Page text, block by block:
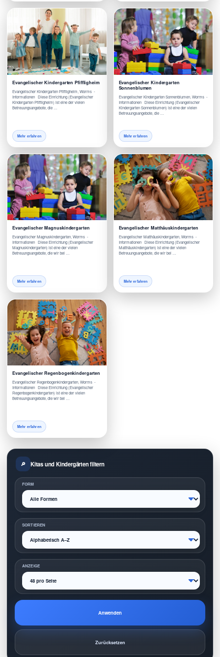
Evangelischer Kindergarten Pfiffligheim
Evangelischer Kindergarten Pfiffligheim, Worms -
Informationen Diese Einrichtung (Evangelischer
Kindergarten Pfiffligheim) ist eine der vielen
Betreuungsangebote, die …
Mehr erfahren
Evangelischer Kindergarten
Sonnenblumen
Evangelischer Kindergarten Sonnenblumen, Worms -
Informationen Diese Einrichtung (Evangelischer
Kindergarten Sonnenblumen) ist eine der vielen
Betreuungsangebote, die …
Mehr erfahren
Evangelischer Magnuskindergarten
Evangelischer Magnuskindergarten, Worms -
Informationen Diese Einrichtung (Evangelischer
Magnuskindergarten) ist eine der vielen
Betreuungsangebote, die wir bei …
Mehr erfahren
Evangelischer Matthäuskindergarten
Evangelischer Matthäuskindergarten, Worms -
Informationen Diese Einrichtung (Evangelischer
Matthäuskindergarten) ist eine der vielen
Betreuungsangebote, die wir bei …
Mehr erfahren
Evangelischer Regenbogenkindergarten
Evangelischer Regenbogenkindergarten, Worms -
Informationen Diese Einrichtung (Evangelischer
Regenbogenkindergarten) ist eine der vielen
Betreuungsangebote, die wir bei …
Mehr erfahren
Kitas und Kindergärten filtern
FORM
SORTIEREN
ANZEIGE
Anwenden
Zurücksetzen